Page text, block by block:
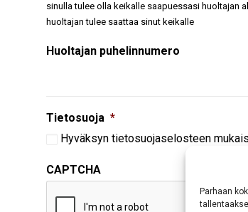
Parhaan
sinulla tulee olla keikalle saapuessasi huoltajan
huoltajan tulee saattaa sinut keikalle
Huoltajan puhelinnumero
Tietosuoja *
Hyväksyn tietosuojaselosteen
CAPTCHA